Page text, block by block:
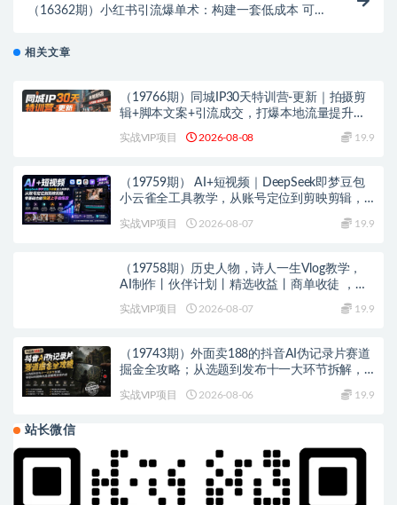
（16362期）小红书引流爆单术：构建一套低成本 可持
相关文章
（19766期）同城IP30天特训营-更新｜拍摄剪
辑+脚本文案+引流成交，打爆本地流量提升门
实战VIP项目 2026-08-08 19.9
（19759期） AI+短视频｜DeepSeek即梦豆包
小云雀全工具教学，从账号定位到剪映剪辑，
实战VIP项目 2026-08-07 19.9
（19758期）历史人物，诗人一生Vlog教学，
AI制作丨伙伴计划丨精选收益丨商单收徒 ，新
领域红利期，抓紧做
实战VIP项目 2026-08-07 19.9
（19743期）外面卖188的抖音AI伪记录片赛道
掘金全攻略；从选题到发布十一大环节拆解，
实战VIP项目 2026-08-06 19.9
站长微信